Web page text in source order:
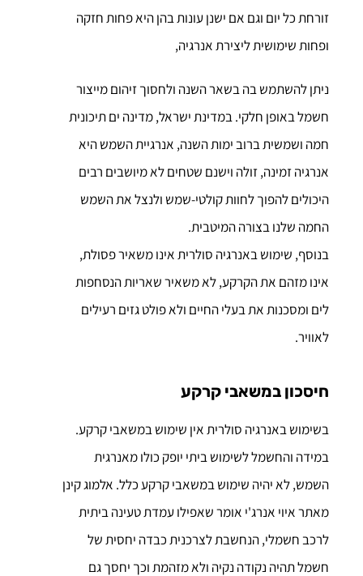
זורחת כל יום וגם אם ישנן עונות בהן היא פחות חזקה
ופחות שימושית ליצירת אנרגיה,
ניתן להשתמש בה בשאר השנה ולחסוך זיהום מייצור
חשמל באופן חלקי. במדינת ישראל, מדינה ים תיכונית
חמה ושמשית ברוב ימות השנה, אנרגיית השמש היא
אנרגיה זמינה, זולה וישנם שטחים לא מיושבים רבים
היכולים להפוך לחוות קולטי-שמש ולנצל את השמש
החמה שלנו בצורה המיטבית.
בנוסף, שימוש באנרגיה סולרית אינו משאיר פסולת,
אינו מזהם את הקרקע, לא משאיר שאריות הנסחפות
לים ומסכנות את בעלי החיים ולא פולט גזים רעילים
לאוויר.
חיסכון במשאבי קרקע
בשימוש באנרגיה סולרית אין שימוש במשאבי קרקע.
במידה והחשמל לשימוש ביתי יופק כולו מאנרגית
השמש, לא יהיה שימוש במשאבי קרקע כלל. אלמוג קינן
מאתר איוי אנרג'י אומר שאפילו עמדת טעינה ביתית
לרכב חשמלי, הנחשבת לצרכנית כבדה יחסית של
חשמל תהיה נקודה נקיה ולא מזהמת וכך יחסך גם